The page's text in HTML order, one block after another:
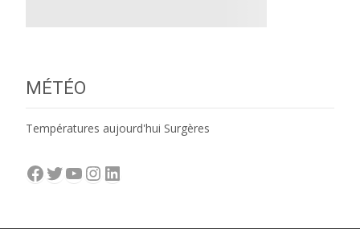
MÉTÉO
Températures aujourd'hui Surgères
Facebook
Twitter
YouTube
Instagram
LinkedIn